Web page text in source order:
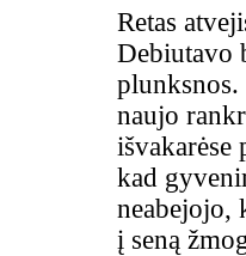
Retas
Debiutavo
naujo
kad
neabejojo,
į seną